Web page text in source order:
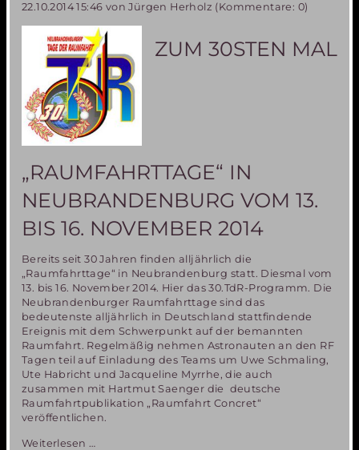
Parabelflug
der
Miriam2-
Ballonerprobung
nur
noch
ein
Platz
22.10.2014 15:46 von Jürgen Herholz (Kommentare: 0)
ZUM 30STEN MAL
„RAUMFAHRTTAGE“ IN
NEUBRANDENBURG VOM 13.
BIS 16. NOVEMBER 2014
Bereits seit 30 Jahren finden alljährlich die
„Raumfahrttage“ in Neubrandenburg statt. Diesmal vom
13. bis 16. November 2014. Hier das 30.TdR-Programm. Die
Neubrandenburger Raumfahrttage sind das
bedeutenste alljährlich in Deutschland stattfindende
Ereignis mit dem Schwerpunkt auf der bemannten
Raumfahrt. Regelmäßig nehmen Astronauten an den RF
Tagen teil auf Einladung des Teams um Uwe Schmaling,
Ute Habricht und Jacqueline Myrrhe, die auch
zusammen mit Hartmut Saenger die deutsche
Raumfahrtpublikation „Raumfahrt Concret“
veröffentlichen.
Weiterlesen …